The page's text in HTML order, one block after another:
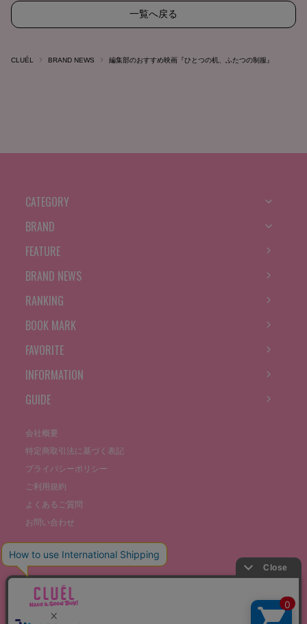
一覧へ戻る
CLUÉL BRAND NEWS 編集部のおすすめ映画『ひとつの机、ふたつの制服』
CATEGORY
BRAND
FEATURE
BRAND NEWS
RANKING
BOOK MARK
FAVORITE
INFORMATION
GUIDE
会社概要
特定商取引法に基づく表記
プライバシーポリシー
ご利用規約
よくあるご質問
お問い合わせ
©THE STOCKS CO., LTD